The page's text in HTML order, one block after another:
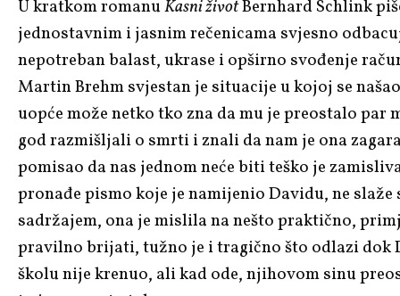
U kratkom romanuKasni životBernhard Schlink
jednostavnim i jasnim rečenicama svjesno
nepotreban balast, ukrase i opširno svođenje
Martin Brehm svjestan je situacije u kojoj se
uopće može netko tko zna da mu je preostalo par
god razmišljali o smrti i znali da nam je ona
pomisao da nas jednom neće biti teško je
pronađe pismo koje je namijenio Davidu, ne slaže
sadržajem, ona je mislila na nešto praktično,
pravilno brijati, tužno je i tragično što odlazi dok
školu nije krenuo, ali kad ode, njihovom sinu